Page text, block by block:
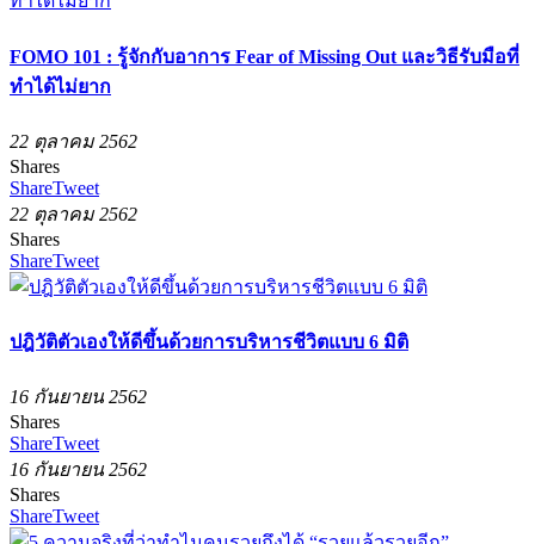
FOMO 101 : รู้จักกับอาการ Fear of Missing Out และวิธีรับมือที่
ทำได้ไม่ยาก
22 ตุลาคม 2562
Shares
ShareTweet
22 ตุลาคม 2562
Shares
ShareTweet
ปฎิวัติตัวเองให้ดีขึ้นด้วยการบริหารชีวิตแบบ 6 มิติ
16 กันยายน 2562
Shares
ShareTweet
16 กันยายน 2562
Shares
ShareTweet